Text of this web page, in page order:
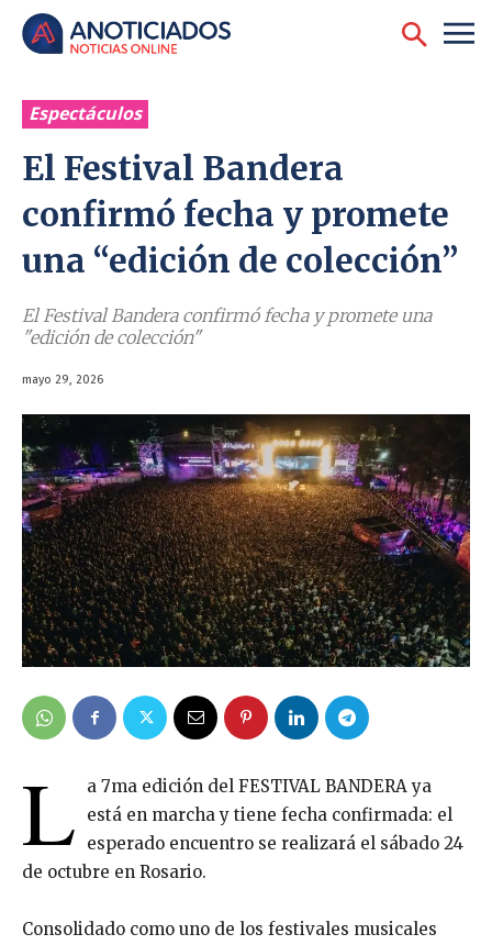
Espectáculos
El Festival Bandera
confirmó fecha y promete
una “edición de colección”
El Festival Bandera confirmó fecha y promete una
"edición de colección"
mayo 29, 2026
L
a 7ma edición del FESTIVAL BANDERA ya
está en marcha y tiene fecha confirmada: el
esperado encuentro se realizará el sábado 24
de octubre en Rosario.
Consolidado como uno de los festivales musicales